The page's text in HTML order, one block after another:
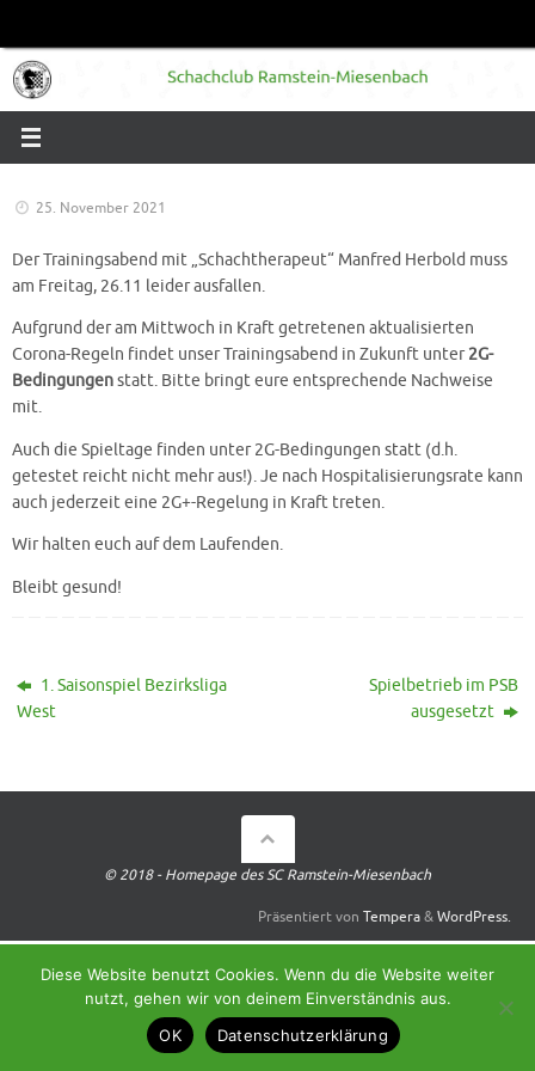
springen
25. November 2021
Der Trainingsabend mit „Schachtherapeut“ Manfred Herbold muss
am Freitag, 26.11 leider ausfallen.
Aufgrund der am Mittwoch in Kraft getretenen aktualisierten
Corona-Regeln findet unser Trainingsabend in Zukunft unter2G-
Bedingungenstatt. Bitte bringt eure entsprechende Nachweise
mit.
Auch die Spieltage finden unter 2G-Bedingungen statt (d.h.
getestet reicht nicht mehr aus!). Je nach Hospitalisierungsrate kann
auch jederzeit eine 2G+-Regelung in Kraft treten.
Wir halten euch auf dem Laufenden.
Bleibt gesund!
1. Saisonspiel Bezirksliga
West
Spielbetrieb im PSB
ausgesetzt
© 2018 - Homepage des SC Ramstein-Miesenbach
Präsentiert von Tempera&WordPress.
Diese Website benutzt Cookies. Wenn du die Website weiter
nutzt, gehen wir von deinem Einverständnis aus.
OK
Datenschutzerklärung